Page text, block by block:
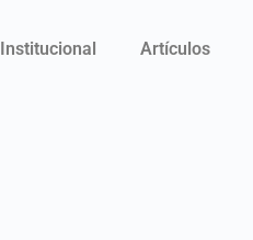
Institucional Artículos